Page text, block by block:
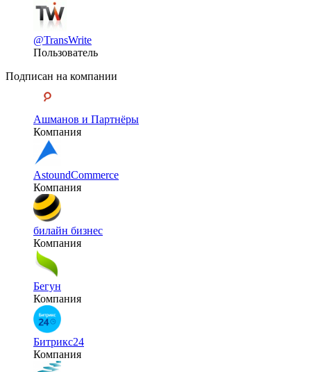
@TransWrite
Пользователь
Подписан на компании
Ашманов и Партнёры
Компания
AstoundCommerce
Компания
билайн бизнес
Компания
Бегун
Компания
Битрикс24
Компания